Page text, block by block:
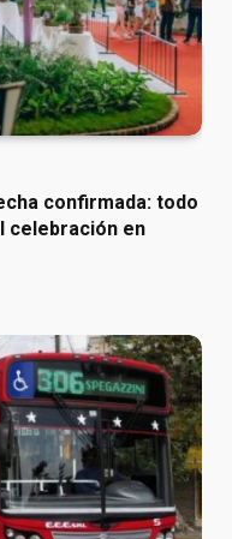
confirmada: todo
celebración en